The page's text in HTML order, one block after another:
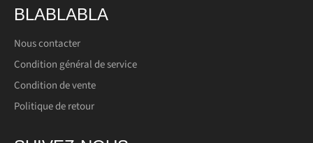
BLABLABLA
Nous contacter
Condition général de service
Condition de vente
Politique de retour